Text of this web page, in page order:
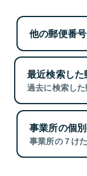
他の郵便番
最近検索し
過去に検索した
事業所の個
事業所の７け